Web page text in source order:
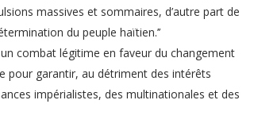
massives et sommaires, d’autre part de
du peuple haïtien.’’
un combat légitime en faveur du changement
pour garantir, au détriment des intérêts
impérialistes, des multinationales et des